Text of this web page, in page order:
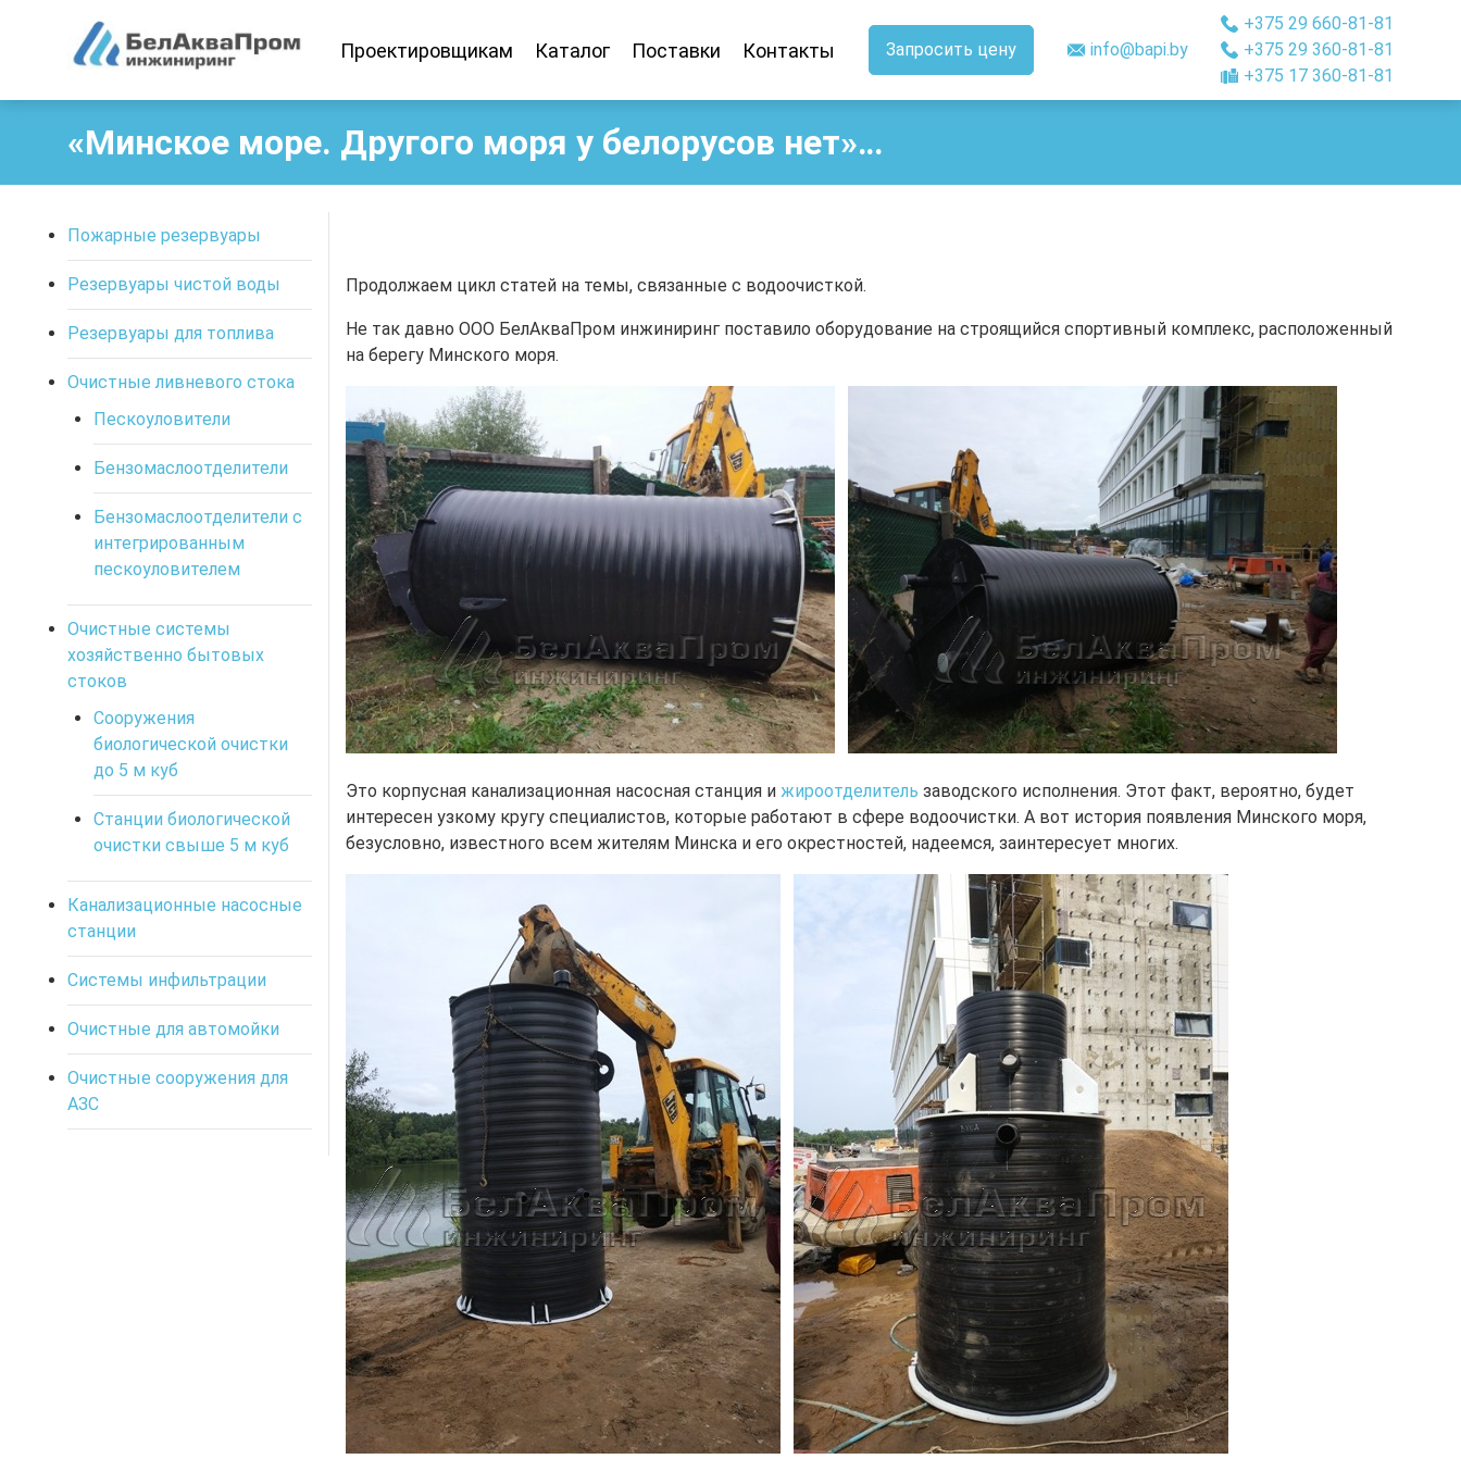
Проектировщикам Каталог Поставки Контакты Запросить цену info@bapi.by
+375 29 660-81-81
+375 29 360-81-81
+375 17 360-81-81
«Минское море. Другого моря у белорусов нет»…
Пожарные резервуары
Резервуары чистой воды
Резервуары для топлива
Очистные ливневого стока
Пескоуловители
Бензомаслоотделители
Бензомаслоотделители с
интегрированным
пескоуловителем
Очистные системы
хозяйственно бытовых
стоков
Сооружения
биологической очистки
до 5 м куб
Станции биологической
очистки свыше 5 м куб
Канализационные насосные
станции
Системы инфильтрации
Очистные для автомойки
Очистные сооружения для
АЗС
Продолжаем цикл статей на темы, связанные с водоочисткой.
Не так давно ООО БелАкваПром инжиниринг поставило оборудование на строящийся спортивный комплекс, расположенный
на берегу Минского моря.
Это корпусная канализационная насосная станция и жироотделитель заводского исполнения. Этот факт, вероятно, будет
интересен узкому кругу специалистов, которые работают в сфере водоочистки. А вот история появления Минского моря,
безусловно, известного всем жителям Минска и его окрестностей, надеемся, заинтересует многих.